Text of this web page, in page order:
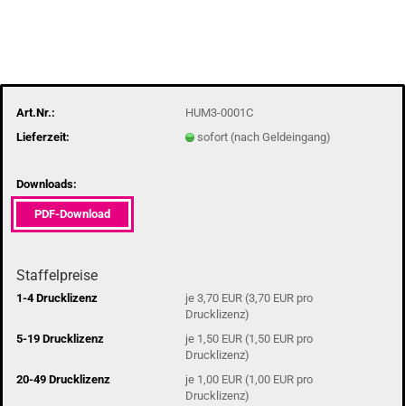
Art.Nr.:
HUM3-0001C
Lieferzeit:
sofort (nach Geldeingang)
Downloads:
PDF-Download
Staffelpreise
1-4 Drucklizenz
je 3,70 EUR (3,70 EUR pro
Drucklizenz)
5-19 Drucklizenz
je 1,50 EUR (1,50 EUR pro
Drucklizenz)
20-49 Drucklizenz
je 1,00 EUR (1,00 EUR pro
Drucklizenz)